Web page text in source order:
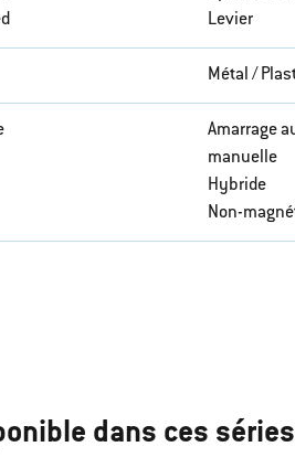
Levier
Métal /
Amarrage
manuelle
Hybride
Non-
dans ces